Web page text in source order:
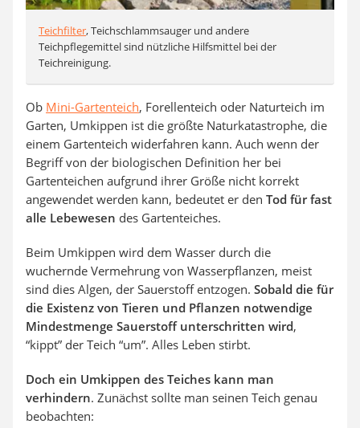
Teichfilter, Teichschlammsauger und andere
Teichpflegemittel sind nützliche Hilfsmittel bei der
Teichreinigung.
Ob Mini-Gartenteich, Forellenteich oder Naturteich im
Garten, Umkippen ist die größte Naturkatastrophe, die
einem Gartenteich widerfahren kann. Auch wenn der
Begriff von der biologischen Definition her bei
Gartenteichen aufgrund ihrer Größe nicht korrekt
angewendet werden kann, bedeutet er den Tod für fast
alle Lebewesen des Gartenteiches.
Beim Umkippen wird dem Wasser durch die
wuchernde Vermehrung von Wasserpflanzen, meist
sind dies Algen, der Sauerstoff entzogen. Sobald die für
die Existenz von Tieren und Pflanzen notwendige
Mindestmenge Sauerstoff unterschritten wird,
“kippt” der Teich “um”. Alles Leben stirbt.
Doch ein Umkippen des Teiches kann man
verhindern. Zunächst sollte man seinen Teich genau
beobachten: